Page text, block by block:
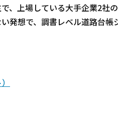
、上場している大手企業2社
発想で、調書レベル道路台帳